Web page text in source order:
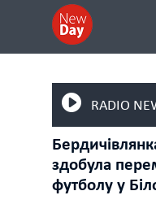
RADIO
здобула
футболу у